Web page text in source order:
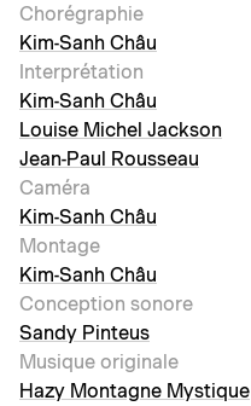
Chorégraphie
Kim-Sanh Châu
Interprétation
Kim-Sanh Châu
Louise Michel Jackson
Jean-Paul Rousseau
Caméra
Kim-Sanh Châu
Montage
Kim-Sanh Châu
Conception sonore
Sandy Pinteus
Musique originale
Hazy Montagne Mystique